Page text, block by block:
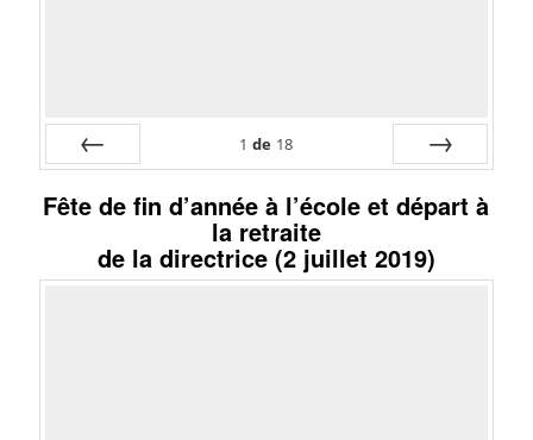
1 de 18
Fête de fin d’année à l’école et départ à
la retraite
de la directrice (2 juillet 2019)